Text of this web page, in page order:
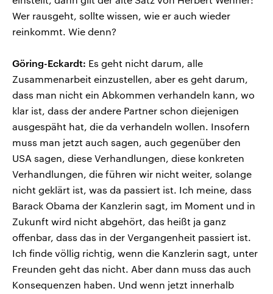
Wer rausgeht, sollte wissen, wie er auch wieder
reinkommt. Wie denn?
Göring-Eckardt: Es geht nicht darum, alle
Zusammenarbeit einzustellen, aber es geht darum,
dass man nicht ein Abkommen verhandeln kann, wo
klar ist, dass der andere Partner schon diejenigen
ausgespäht hat, die da verhandeln wollen. Insofern
muss man jetzt auch sagen, auch gegenüber den
USA sagen, diese Verhandlungen, diese konkreten
Verhandlungen, die führen wir nicht weiter, solange
nicht geklärt ist, was da passiert ist. Ich meine, dass
Barack Obama der Kanzlerin sagt, im Moment und in
Zukunft wird nicht abgehört, das heißt ja ganz
offenbar, dass das in der Vergangenheit passiert ist.
Ich finde völlig richtig, wenn die Kanzlerin sagt, unter
Freunden geht das nicht. Aber dann muss das auch
Konsequenzen haben. Und wenn jetzt innerhalb